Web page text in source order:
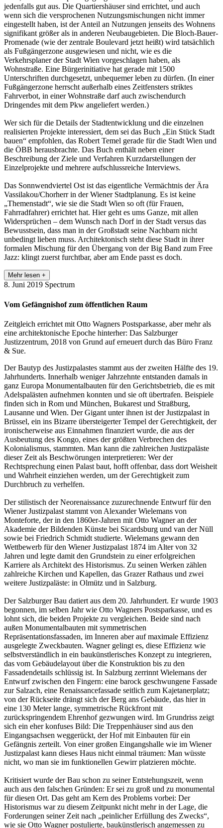
jedenfalls gut aus. Die Quartiershäuser sind errichtet, und auch
wenn sich die versprochenen Nutzungsmischungen nicht immer
eingestellt haben, ist der Anteil an Nutzungen jenseits des Wohnens
signifikant größer als in anderen Neubaugebieten. Die Bloch-Bauer-
Promenade (wie der zentrale Boulevard jetzt heißt) wird tatsächlich
als Fußgängerzone ausgewiesen und nicht, wie es die
Verkehrsplaner der Stadt Wien vorgeschlagen haben, als
Wohnstraße. Eine Bürgerinitiative hat gerade mit 1500
Unterschriften durchgesetzt, unbequemer leben zu dürfen. (In einer
Fußgängerzone herrscht außerhalb eines Zeitfensters striktes
Fahrverbot, in einer Wohnstraße darf auch zwischendurch
Dringendes mit dem Pkw angeliefert werden.)
Wer sich für die Details der Stadtentwicklung und die einzelnen
realisierten Projekte interessiert, dem sei das Buch „Ein Stück Stadt
bauen“ empfohlen, das Robert Temel gerade für die Stadt Wien und
die ÖBB herausbrachte. Das Buch enthält neben einer
Beschreibung der Ziele und Verfahren Kurzdarstellungen der
Einzelprojekte und mehrere aufschlussreiche Interviews.
Das Sonnwendviertel Ost ist das eigentliche Vermächtnis der Ära
Vassilakou/Chorherr in der Wiener Stadtplanung. Es ist keine
„Themenstadt“, wie sie die Stadt Wien so oft (für Frauen,
Fahrradfahrer) errichtet hat. Hier geht es ums Ganze, mit allen
Widersprüchen – dem Wunsch nach Dorf in der Stadt versus das
Bewusstsein, dass man in der Großstadt seine Nachbarn nicht
unbedingt lieben muss. Architektonisch steht diese Stadt in ihrer
formalen Mischung für den Übergang von der Big Band zum Free
Jazz: klingt zuerst furchtbar, aber am Ende passt es doch.
Mehr lesen +
8. Juni 2019 Spectrum
Vom Gefängnishof zum öffentlichen Raum
Zeitgleich errichtet mit Otto Wagners Postsparkasse, aber mehr als
eine architektonische Epoche hinterher: Das Salzburger
Justizzentrum, 2018 von Grund auf erneuert durch das Büro Franz
& Sue.
Der Bautyp des Justizpalastes stammt aus der zweiten Hälfte des 19.
Jahrhunderts. Innerhalb weniger Jahrzehnte entstanden damals in
ganz Europa Monumentalbauten für den Gerichtsbetrieb, die es mit
Adelspalästen aufnehmen konnten und sie oft übertrafen. Beispiele
finden sich in Rom und München, Bukarest und Straßburg,
Lausanne und Wien. Der Gigant unter ihnen ist der Justizpalast in
Brüssel, ein ins Bizarre übersteigerter Tempel der Gerechtigkeit, der
ironischerweise aus Einnahmen finanziert wurde, die aus der
Ausbeutung des Kongo, eines der größten Verbrechen des
Kolonialismus, stammten. Man kann die zahlreichen Justizpaläste
dieser Zeit als Beschwörungen interpretieren: Wer der
Rechtsprechung einen Palast baut, hofft offenbar, dass dort Weisheit
und Wahrheit einziehen werden, um der Gerechtigkeit zum
Durchbruch zu verhelfen.
Der stilistisch der Neorenaissance zuzurechnende Entwurf für den
Wiener Justizpalast stammt von Alexander Wielemans von
Monteforte, der in den 1860er-Jahren mit Otto Wagner an der
Akademie der Bildenden Künste bei Sicardsburg und van der Nüll
sowie bei Friedrich Schmidt studierte. Wielemans gewann den
Wettbewerb für den Wiener Justizpalast 1874 im Alter von 32
Jahren und legte damit den Grundstein zu einer erfolgreichen
Karriere als Architekt des Historismus. Zu seinen Werken zählen
zahlreiche Kirchen und Kapellen, das Grazer Rathaus und zwei
weitere Justizpaläste: in Olmütz und in Salzburg.
Der Salzburger Bau datiert aus dem 20. Jahrhundert. Er wurde 1903
begonnen, im selben Jahr wie Otto Wagners Postsparkasse, und es
lohnt sich, die beiden Projekte zu vergleichen. Beide sind nach
außen Monumentalbauten mit symmetrischen
Repräsentationsfassaden, im Inneren aber auf maximale Effizienz
ausgelegte Zweckbauten. Wagner gelingt es, diese Effizienz wie
selbstverständlich in ein baukünstlerisches Konzept zu integrieren,
das vom Gebäudelayout über die Konstruktion bis zu den
Fassadendetails schlüssig ist. In Salzburg zerrinnt Wielemans der
Entwurf zwischen den Fingern: eine barock geschwungene Fassade
zur Salzach, eine Renaissancefassade seitlich zum Kajetanerplatz;
von der Rückseite drängt sich der Berg ans Gebäude, das hier in
eine 130 Meter lange, symmetrische Rückfront mit
zurückspringendem Ehrenhof gezwungen wird. Im Grundriss zeigt
sich ein eher konfuses Bild: Die Treppenhäuser sind aus den
Eingangsachsen weggerückt, der Hof mit Einbauten für ein
Gefängnis zerteilt. Von einer großen Eingangshalle wie im Wiener
Justizpalast kann dieses Haus nicht einmal träumen: Man wüsste
nicht, wo man sie im funktionellen Gewirr platzieren möchte.
Kritisiert wurde der Bau schon zu seiner Entstehungszeit, wenn
auch aus den falschen Gründen: Er sei zu groß und zu monumental
für diesen Ort. Das geht am Kern des Problems vorbei: Der
Historismus war zu diesem Zeitpunkt nicht mehr in der Lage, die
Forderungen seiner Zeit nach „peinlicher Erfüllung des Zwecks“,
wie sie Otto Wagner postulierte, baukünstlerisch angemessen zu